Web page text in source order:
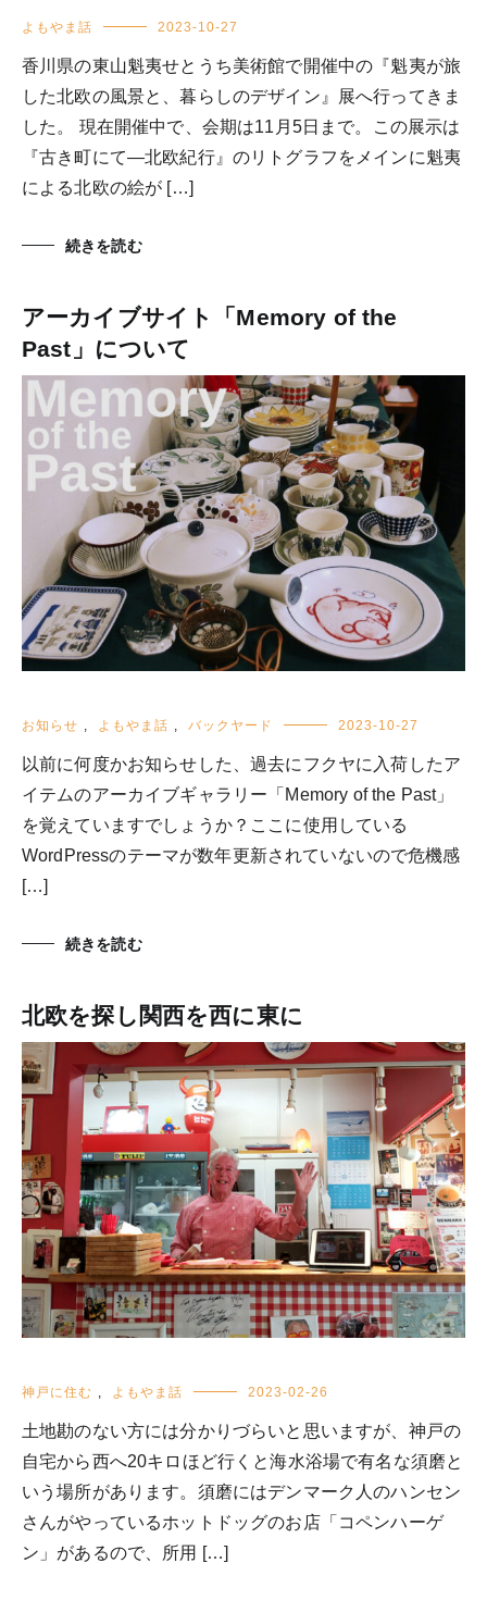
よもやま話 2023-10-27
香川県の東山魁夷せとうち美術館で開催中の『魁夷が旅
した北欧の風景と、暮らしのデザイン』展へ行ってきま
した。 現在開催中で、会期は11月5日まで。この展示は
『古き町にて―北欧紀行』のリトグラフをメインに魁夷
による北欧の絵が […]
続きを読む
アーカイブサイト「Memory of the
Past」について
お知らせ よもやま話 バックヤード 2023-10-27
以前に何度かお知らせした、過去にフクヤに入荷したア
イテムのアーカイブギャラリー「Memory of the Past」
を覚えていますでしょうか？ここに使用している
WordPressのテーマが数年更新されていないので危機感
[…]
続きを読む
北欧を探し関西を西に東に
神戸に住む よもやま話 2023-02-26
土地勘のない方には分かりづらいと思いますが、神戸の
自宅から西へ20キロほど行くと海水浴場で有名な須磨と
いう場所があります。須磨にはデンマーク人のハンセン
さんがやっているホットドッグのお店「コペンハーゲ
ン」があるので、所用 […]